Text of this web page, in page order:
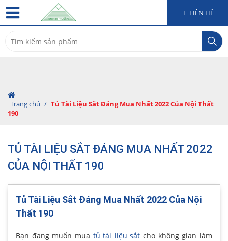
LIÊN HỆ
for:
Trang chủ / Tủ Tài Liệu Sắt Đáng Mua Nhất 2022 Của Nội Thất
190
TỦ TÀI LIỆU SẮT ĐÁNG MUA NHẤT 2022
CỦA NỘI THẤT 190
Tủ Tài Liệu Sắt Đáng Mua Nhất 2022 Của Nội
Thất 190
Bạn đang muốn mua tủ tài liệu sắt cho không gian làm